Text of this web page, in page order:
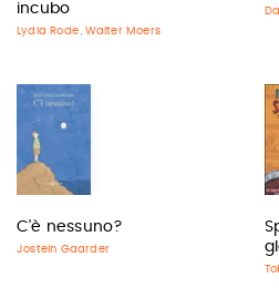
incubo
Lydia Rode , Walter Moers
C'è nessuno?
Jostein Gaarder